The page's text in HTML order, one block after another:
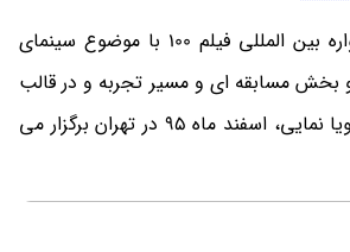
یازدهمین دوره جشنواره بین المللی فیلم 100 با موضوع سینمای
بخش مسابقه ای و مسیر تجربه و در قالب
مستند ، داستانی و پویا نمایی، اسفند ماه 95 در تهران برگزار می